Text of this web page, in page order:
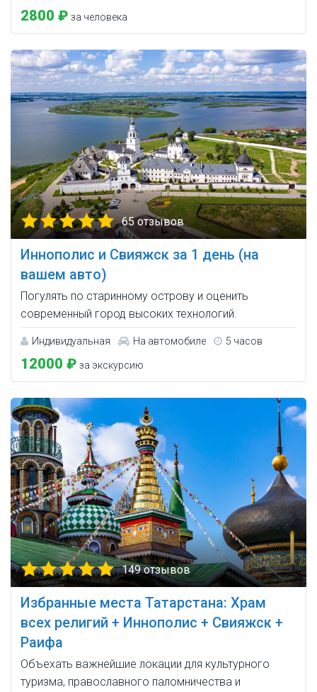
2800 ₽ за человека
65 отзывов
Иннополис и Свияжск за 1 день (на
вашем авто)
Погулять по старинному острову и оценить
современный город высоких технологий.
Индивидуальная На автомобиле 5 часов
12000 ₽ за экскурсию
149 отзывов
Избранные места Татарстана: Храм
всех религий + Иннополис + Свияжск +
Раифа
Объехать важнейшие локации для культурного
туризма, православного паломничества и